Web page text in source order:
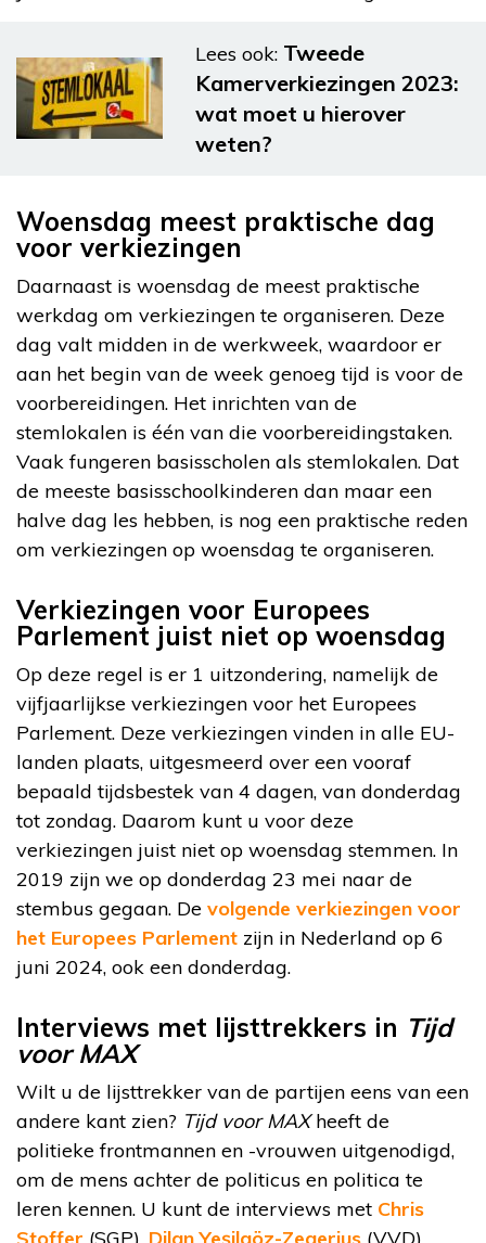
Lees ook: Tweede
Kamerverkiezingen 2023:
wat moet u hierover
weten?
Woensdag meest praktische dag
voor verkiezingen
Daarnaast is woensdag de meest praktische
werkdag om verkiezingen te organiseren. Deze
dag valt midden in de werkweek, waardoor er
aan het begin van de week genoeg tijd is voor de
voorbereidingen. Het inrichten van de
stemlokalen is één van die voorbereidingstaken.
Vaak fungeren basisscholen als stemlokalen. Dat
de meeste basisschoolkinderen dan maar een
halve dag les hebben, is nog een praktische reden
om verkiezingen op woensdag te organiseren.
Verkiezingen voor Europees
Parlement juist niet op woensdag
Op deze regel is er 1 uitzondering, namelijk de
vijfjaarlijkse verkiezingen voor het Europees
Parlement. Deze verkiezingen vinden in alle EU-
landen plaats, uitgesmeerd over een vooraf
bepaald tijdsbestek van 4 dagen, van donderdag
tot zondag. Daarom kunt u voor deze
verkiezingen juist niet op woensdag stemmen. In
2019 zijn we op donderdag 23 mei naar de
stembus gegaan. De volgende verkiezingen voor
het Europees Parlement zijn in Nederland op 6
juni 2024, ook een donderdag.
Interviews met lijsttrekkers in Tijd
voor MAX
Wilt u de lijsttrekker van de partijen eens van een
andere kant zien? Tijd voor MAXheeft de
politieke frontmannen en -vrouwen uitgenodigd,
om de mens achter de politicus en politica te
leren kennen. U kunt de interviews met Chris
Stoffer (SGP), Dilan Yeşilgöz-Zegerius (VVD),